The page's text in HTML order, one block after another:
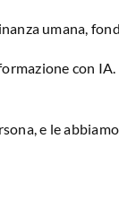
umana,
con IA.
e le